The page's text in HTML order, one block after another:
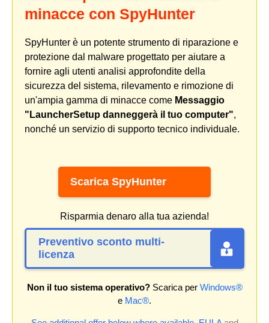
minacce con SpyHunter
SpyHunter è un potente strumento di riparazione e
protezione dal malware progettato per aiutare a
fornire agli utenti analisi approfondite della
sicurezza del sistema, rilevamento e rimozione di
un'ampia gamma di minacce come Messaggio
"LauncherSetup danneggerà il tuo computer",
nonché un servizio di supporto tecnico individuale.
Scarica SpyHunter
Risparmia denaro alla tua azienda!
Preventivo sconto multi-
licenza
Non il tuo sistema operativo?Scarica per Windows®
e Mac®.